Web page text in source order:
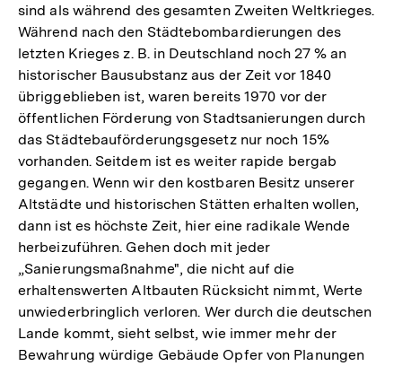
sind als während des gesamten Zweiten Weltkrieges.
Während nach den Städtebombardierungen des
letzten Krieges z. B. in Deutschland noch 27 % an
historischer Bausubstanz aus der Zeit vor 1840
übriggeblieben ist, waren bereits 1970 vor der
öffentlichen Förderung von Stadtsanierungen durch
das Städtebauförderungsgesetz nur noch 15%
vorhanden. Seitdem ist es weiter rapide bergab
gegangen. Wenn wir den kostbaren Besitz unserer
Altstädte und historischen Stätten erhalten wollen,
dann ist es höchste Zeit, hier eine radikale Wende
herbeizuführen. Gehen doch mit jeder
„Sanierungsmaßnahme", die nicht auf die
erhaltenswerten Altbauten Rücksicht nimmt, Werte
unwiederbringlich verloren. Wer durch die deutschen
Lande kommt, sieht selbst, wie immer mehr der
Bewahrung würdige Gebäude Opfer von Planungen